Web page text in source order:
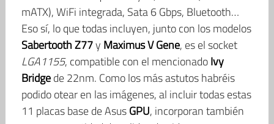
mATX), WiFi integrada, Sata 6 Gbps, Bluetooth…
Eso sí, lo que todas incluyen, junto con los modelos
SabertoothZ77y MaximusVGene, es el socket
LGA1155, compatible con el mencionadoIvy
Bridgede 22nm. Como los más astutos habréis
podido otear en las imágenes, al incluir todas estas
11 placas base de AsusGPU, incorporan también